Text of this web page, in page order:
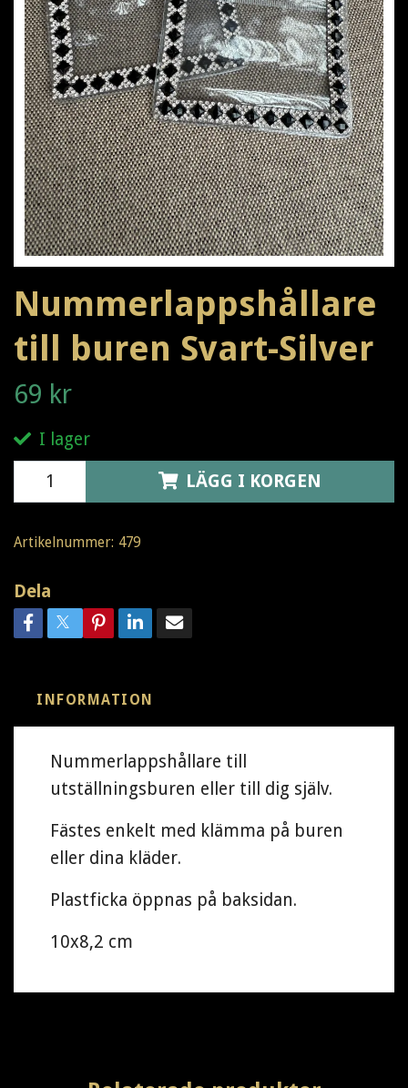
Nummerlappshållare
till buren Svart-Silver
69 kr
I lager
LÄGG I KORGEN
Artikelnummer: 479
Dela
INFORMATION
Nummerlappshållare till
utställningsburen eller till dig själv.
Fästes enkelt med klämma på buren
eller dina kläder.
Plastficka öppnas på baksidan.
10x8,2 cm